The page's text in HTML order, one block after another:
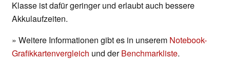
Klasse ist dafür geringer und erlaubt auch bessere
Akkulaufzeiten.
» Weitere Informationen gibt es in unserem Notebook-
Grafikkartenvergleich und derBenchmarkliste.